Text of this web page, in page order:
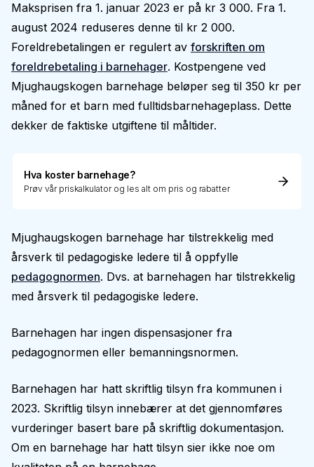
Maksprisen fra 1. januar 2023 er på kr 3 000. Fra 1.
august 2024 reduseres denne til kr 2 000.
Foreldrebetalingen er regulert av forskriften om
foreldrebetaling i barnehager. Kostpengene ved
Mjughaugskogen barnehage beløper seg til 350 kr per
måned for et barn med fulltidsbarnehageplass. Dette
dekker de faktiske utgiftene til måltider.
Hva koster barnehage?
Prøv vår priskalkulator og les alt om pris og rabatter
Mjughaugskogen barnehage har tilstrekkelig med
årsverk til pedagogiske ledere til å oppfylle
pedagognormen. Dvs. at barnehagen har tilstrekkelig
med årsverk til pedagogiske ledere.
Barnehagen har ingen dispensasjoner fra
pedagognormen eller bemanningsnormen.
Barnehagen har hatt skriftlig tilsyn fra kommunen i
2023. Skriftlig tilsyn innebærer at det gjennomføres
vurderinger basert bare på skriftlig dokumentasjon.
Om en barnehage har hatt tilsyn sier ikke noe om